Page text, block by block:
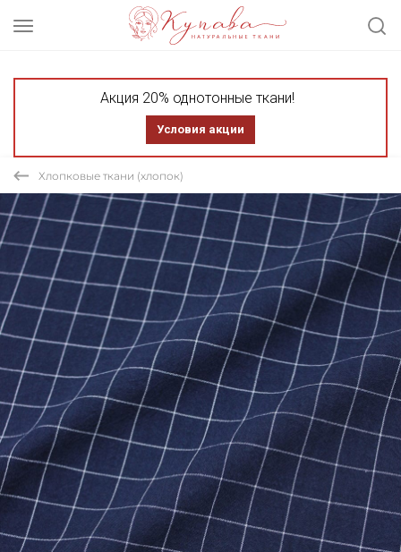
Акция 20% однотонные ткани!
Условия акции
Хлопковые ткани (хлопок)